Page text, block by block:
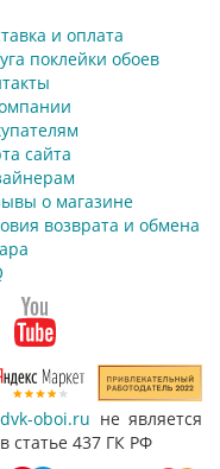
и оплата
поклейки обоев
сайта
о магазине
возврата и обмена
oboi.ru не является
статье 437 ГК РФ